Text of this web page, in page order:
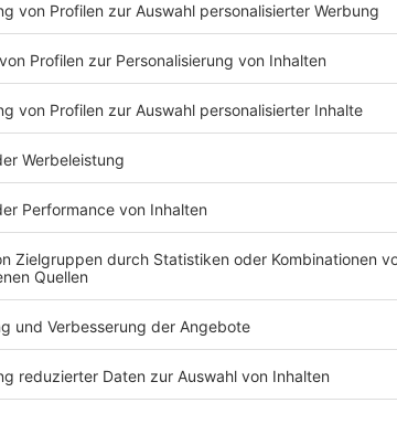
Young & Home Stars
Die nächste Generation der Rockstars - aus der
Heimat und der Welt!
Gerade läuft:This fffire- Franz Ferdinand